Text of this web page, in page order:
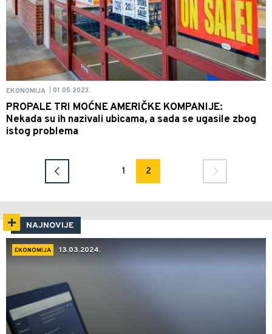
EKONOMIJA 01.05.2023.
PROPALE TRI MOĆNE AMERIČKE KOMPANIJE:
Nekada su ih nazivali ubicama, a sada se ugasile zbog
istog problema
1 2
NAJNOVIJE
EKONOMIJA 13.03.2024.